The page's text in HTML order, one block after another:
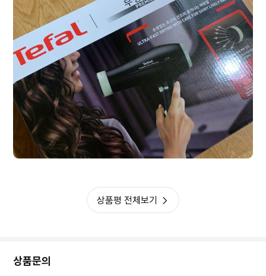
상품평 전체보기
상품문의